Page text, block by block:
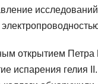
открытием Петра
испарения гелия